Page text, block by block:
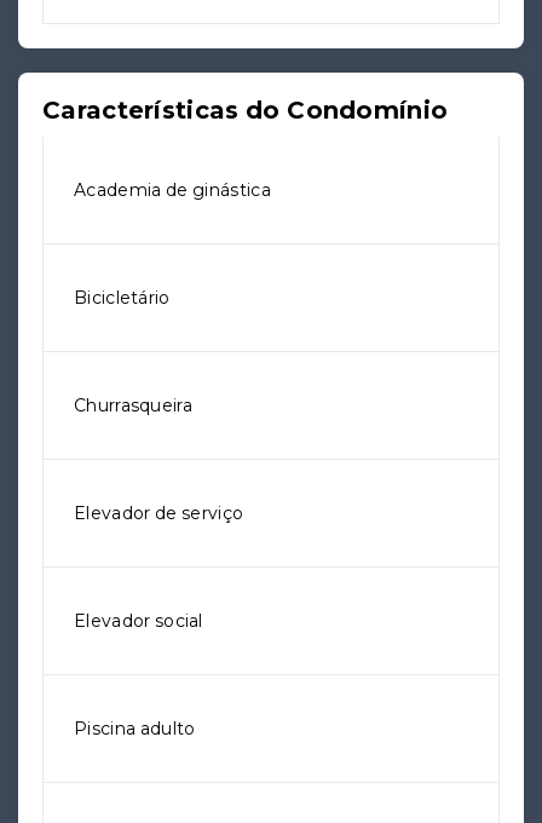
Características do Condomínio
Academia de ginástica
Bicicletário
Churrasqueira
Elevador de serviço
Elevador social
Piscina adulto